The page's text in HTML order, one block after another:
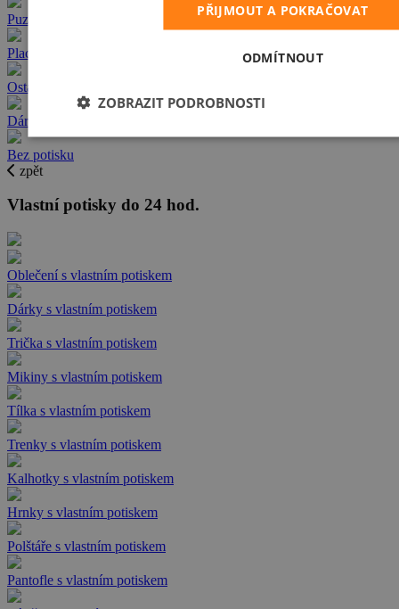
Puzzle
Placky a odznaky
Ostatní
Dárkové poukazy
Bez potisku
zpět
Vlastní potisky do 24 hod.
Oblečení s vlastním potiskem
Dárky s vlastním potiskem
Trička s vlastním potiskem
Mikiny s vlastním potiskem
Tílka s vlastním potiskem
Trenky s vlastním potiskem
Kalhotky s vlastním potiskem
Hrnky s vlastním potiskem
Polštáře s vlastním potiskem
Pantofle s vlastním potiskem
PŘIJMOUT A POKRAČOVAT
ODMÍTNOUT
ZOBRAZIT PODROBNOSTI